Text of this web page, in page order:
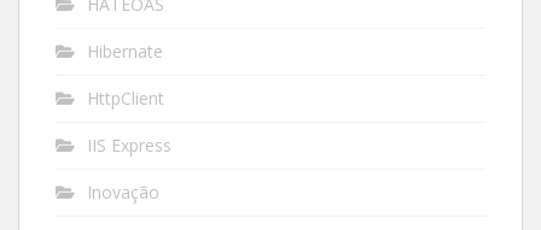
Hibernate
HttpClient
IIS Express
Inovação